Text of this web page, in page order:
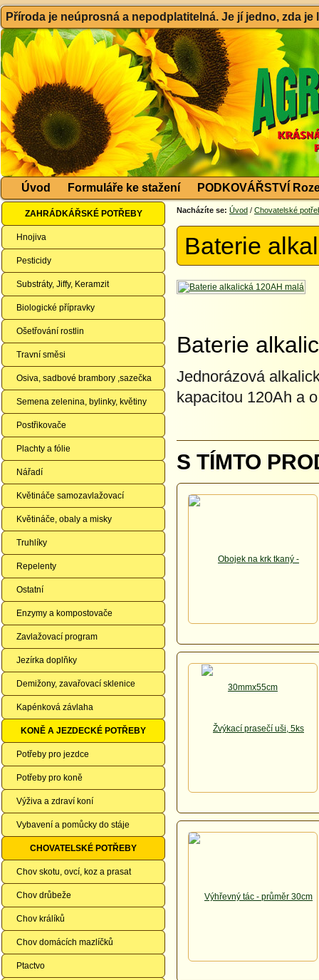
Příroda je neúprosná a nepodplatitelná. Je jí jedno, zda
Úvod Formuláře ke stažení PODKOVÁŘSTVÍ
ZAHRÁDKÁŘSKÉ POTŘEBY
Hnojiva
Pesticidy
Substráty, Jiffy, Keramzit
Biologické přípravky
Ošetřování rostlin
Travní směsi
Osiva, sadbové brambory ,sazečka
Semena zelenina, bylinky, květiny
Postřikovače
Plachty a fólie
Nářadí
Květináče samozavlažovací
Květináče, obaly a misky
Truhlíky
Repelenty
Ostatní
Enzymy a kompostovače
Zavlažovací program
Jezírka doplňky
Demižony, zavařovací sklenice
Kapénková závlaha
KONĚ A JEZDECKÉ POTŘEBY
Potřeby pro jezdce
Potřeby pro koně
Výživa a zdraví koní
Vybavení a pomůcky do stáje
CHOVATELSKÉ POTŘEBY
Chov skotu, ovcí, koz a prasat
Chov drůbeže
Chov králíků
Chov domácích mazlíčků
Ptactvo
Nacházíte se: Úvod / Chovatelské
Baterie
Baterie
Jednorázová
kapacitou 120Ah a
S TÍMTO